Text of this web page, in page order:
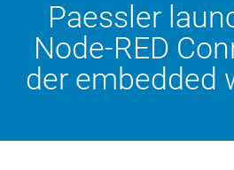
Paessler
Node-RED
der embedded